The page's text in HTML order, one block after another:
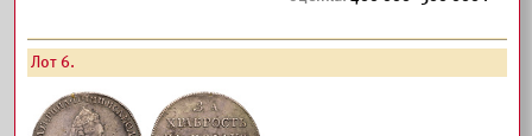
Лот 6.